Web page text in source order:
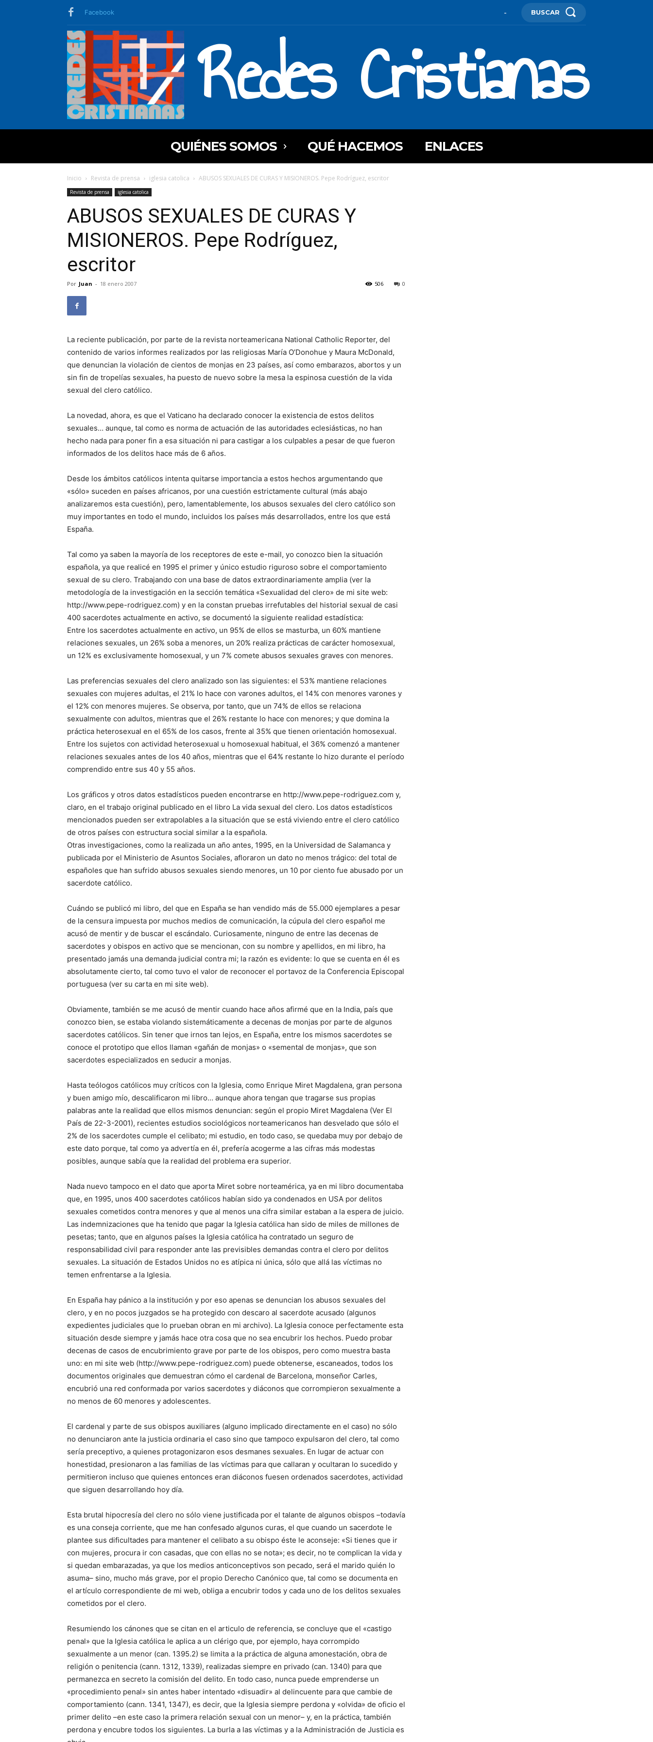
Facebook - BUSCAR
Redes Cristianas
QUIÉNES SOMOS QUÉ HACEMOS ENLACES
Inicio Revista de prensa iglesia catolica ABUSOS SEXUALES DE CURAS Y MISIONEROS. Pepe Rodríguez, escritor
Revista de prensa iglesia catolica
ABUSOS SEXUALES DE CURAS Y
MISIONEROS. Pepe Rodríguez,
escritor
Por Juan - 18 enero 2007 0
506
La reciente publicación, por parte de la revista norteamericana National Catholic Reporter, del
contenido de varios informes realizados por las religiosas María O’Donohue y Maura McDonald,
que denuncian la violación de cientos de monjas en 23 países, así como embarazos, abortos y un
sin fin de tropelías sexuales, ha puesto de nuevo sobre la mesa la espinosa cuestión de la vida
sexual del clero católico.
La novedad, ahora, es que el Vaticano ha declarado conocer la existencia de estos delitos
sexuales… aunque, tal como es norma de actuación de las autoridades eclesiásticas, no han
hecho nada para poner fin a esa situación ni para castigar a los culpables a pesar de que fueron
informados de los delitos hace más de 6 años.
Desde los ámbitos católicos intenta quitarse importancia a estos hechos argumentando que
«sólo» suceden en países africanos, por una cuestión estrictamente cultural (más abajo
analizaremos esta cuestión), pero, lamentablemente, los abusos sexuales del clero católico son
muy importantes en todo el mundo, incluidos los países más desarrollados, entre los que está
España.
Tal como ya saben la mayoría de los receptores de este e-mail, yo conozco bien la situación
española, ya que realicé en 1995 el primer y único estudio riguroso sobre el comportamiento
sexual de su clero. Trabajando con una base de datos extraordinariamente amplia (ver la
metodología de la investigación en la sección temática «Sexualidad del clero» de mi site web:
http://www.pepe-rodriguez.com) y en la constan pruebas irrefutables del historial sexual de casi
400 sacerdotes actualmente en activo, se documentó la siguiente realidad estadística:
Entre los sacerdotes actualmente en activo, un 95% de ellos se masturba, un 60% mantiene
relaciones sexuales, un 26% soba a menores, un 20% realiza prácticas de carácter homosexual,
un 12% es exclusivamente homosexual, y un 7% comete abusos sexuales graves con menores.
Las preferencias sexuales del clero analizado son las siguientes: el 53% mantiene relaciones
sexuales con mujeres adultas, el 21% lo hace con varones adultos, el 14% con menores varones y
el 12% con menores mujeres. Se observa, por tanto, que un 74% de ellos se relaciona
sexualmente con adultos, mientras que el 26% restante lo hace con menores; y que domina la
práctica heterosexual en el 65% de los casos, frente al 35% que tienen orientación homosexual.
Entre los sujetos con actividad heterosexual u homosexual habitual, el 36% comenzó a mantener
relaciones sexuales antes de los 40 años, mientras que el 64% restante lo hizo durante el período
comprendido entre sus 40 y 55 años.
Los gráficos y otros datos estadísticos pueden encontrarse en http://www.pepe-rodriguez.com y,
claro, en el trabajo original publicado en el libro La vida sexual del clero. Los datos estadísticos
mencionados pueden ser extrapolables a la situación que se está viviendo entre el clero católico
de otros países con estructura social similar a la española.
Otras investigaciones, como la realizada un año antes, 1995, en la Universidad de Salamanca y
publicada por el Ministerio de Asuntos Sociales, afloraron un dato no menos trágico: del total de
españoles que han sufrido abusos sexuales siendo menores, un 10 por ciento fue abusado por un
sacerdote católico.
Cuándo se publicó mi libro, del que en España se han vendido más de 55.000 ejemplares a pesar
de la censura impuesta por muchos medios de comunicación, la cúpula del clero español me
acusó de mentir y de buscar el escándalo. Curiosamente, ninguno de entre las decenas de
sacerdotes y obispos en activo que se mencionan, con su nombre y apellidos, en mi libro, ha
presentado jamás una demanda judicial contra mi; la razón es evidente: lo que se cuenta en él es
absolutamente cierto, tal como tuvo el valor de reconocer el portavoz de la Conferencia Episcopal
portuguesa (ver su carta en mi site web).
Obviamente, también se me acusó de mentir cuando hace años afirmé que en la India, país que
conozco bien, se estaba violando sistemáticamente a decenas de monjas por parte de algunos
sacerdotes católicos. Sin tener que irnos tan lejos, en España, entre los mismos sacerdotes se
conoce el prototipo que ellos llaman «gañán de monjas» o «semental de monjas», que son
sacerdotes especializados en seducir a monjas.
Hasta teólogos católicos muy críticos con la Iglesia, como Enrique Miret Magdalena, gran persona
y buen amigo mío, descalificaron mi libro… aunque ahora tengan que tragarse sus propias
palabras ante la realidad que ellos mismos denuncian: según el propio Miret Magdalena (Ver El
País de 22-3-2001), recientes estudios sociológicos norteamericanos han desvelado que sólo el
2% de los sacerdotes cumple el celibato; mi estudio, en todo caso, se quedaba muy por debajo de
este dato porque, tal como ya advertía en él, prefería acogerme a las cifras más modestas
posibles, aunque sabía que la realidad del problema era superior.
Nada nuevo tampoco en el dato que aporta Miret sobre norteamérica, ya en mi libro documentaba
que, en 1995, unos 400 sacerdotes católicos habían sido ya condenados en USA por delitos
sexuales cometidos contra menores y que al menos una cifra similar estaban a la espera de juicio.
Las indemnizaciones que ha tenido que pagar la Iglesia católica han sido de miles de millones de
pesetas; tanto, que en algunos países la Iglesia católica ha contratado un seguro de
responsabilidad civil para responder ante las previsibles demandas contra el clero por delitos
sexuales. La situación de Estados Unidos no es atípica ni única, sólo que allá las víctimas no
temen enfrentarse a la Iglesia.
En España hay pánico a la institución y por eso apenas se denuncian los abusos sexuales del
clero, y en no pocos juzgados se ha protegido con descaro al sacerdote acusado (algunos
expedientes judiciales que lo prueban obran en mi archivo). La Iglesia conoce perfectamente esta
situación desde siempre y jamás hace otra cosa que no sea encubrir los hechos. Puedo probar
decenas de casos de encubrimiento grave por parte de los obispos, pero como muestra basta
uno: en mi site web (http://www.pepe-rodriguez.com) puede obtenerse, escaneados, todos los
documentos originales que demuestran cómo el cardenal de Barcelona, monseñor Carles,
encubrió una red conformada por varios sacerdotes y diáconos que corrompieron sexualmente a
no menos de 60 menores y adolescentes.
El cardenal y parte de sus obispos auxiliares (alguno implicado directamente en el caso) no sólo
no denunciaron ante la justicia ordinaria el caso sino que tampoco expulsaron del clero, tal como
sería preceptivo, a quienes protagonizaron esos desmanes sexuales. En lugar de actuar con
honestidad, presionaron a las familias de las víctimas para que callaran y ocultaran lo sucedido y
permitieron incluso que quienes entonces eran diáconos fuesen ordenados sacerdotes, actividad
que siguen desarrollando hoy día.
Esta brutal hipocresía del clero no sólo viene justificada por el talante de algunos obispos –todavía
es una conseja corriente, que me han confesado algunos curas, el que cuando un sacerdote le
plantee sus dificultades para mantener el celibato a su obispo éste le aconseje: «Si tienes que ir
con mujeres, procura ir con casadas, que con ellas no se nota»; es decir, no te complican la vida y
si quedan embarazadas, ya que los medios anticonceptivos son pecado, será el marido quién lo
asuma– sino, mucho más grave, por el propio Derecho Canónico que, tal como se documenta en
el artículo correspondiente de mi web, obliga a encubrir todos y cada uno de los delitos sexuales
cometidos por el clero.
Resumiendo los cánones que se citan en el articulo de referencia, se concluye que el «castigo
penal» que la Iglesia católica le aplica a un clérigo que, por ejemplo, haya corrompido
sexualmente a un menor (can. 1395.2) se limita a la práctica de alguna amonestación, obra de
religión o penitencia (cann. 1312, 1339), realizadas siempre en privado (can. 1340) para que
permanezca en secreto la comisión del delito. En todo caso, nunca puede emprenderse un
«procedimiento penal» sin antes haber intentado «disuadir» al delincuente para que cambie de
comportamiento (cann. 1341, 1347), es decir, que la Iglesia siempre perdona y «olvida» de oficio el
primer delito –en este caso la primera relación sexual con un menor– y, en la práctica, también
perdona y encubre todos los siguientes. La burla a las víctimas y a la Administración de Justicia es